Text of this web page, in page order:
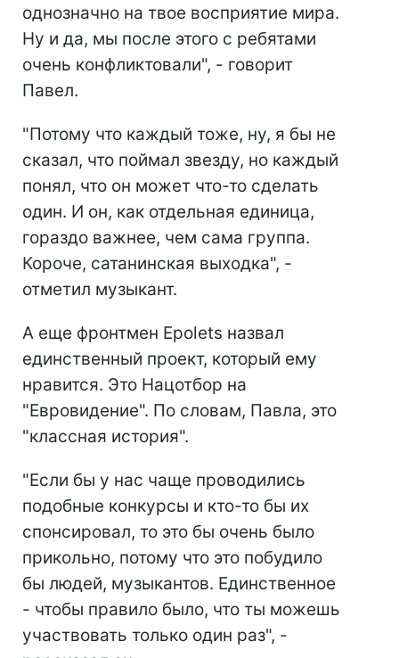
однозначно на твое восприятие мира.
Ну и да, мы после этого с ребятами
очень конфликтовали", - говорит
Павел.
"Потому что каждый тоже, ну, я бы не
сказал, что поймал звезду, но каждый
понял, что он может что-то сделать
один. И он, как отдельная единица,
гораздо важнее, чем сама группа.
Короче, сатанинская выходка", -
отметил музыкант.
А еще фронтмен Epolets назвал
единственный проект, который ему
нравится. Это Нацотбор на
"Евровидение". По словам, Павла, это
"классная история".
"Если бы у нас чаще проводились
подобные конкурсы и кто-то бы их
спонсировал, то это бы очень было
прикольно, потому что это побудило
бы людей, музыкантов. Единственное
- чтобы правило было, что ты можешь
участвовать только один раз", -